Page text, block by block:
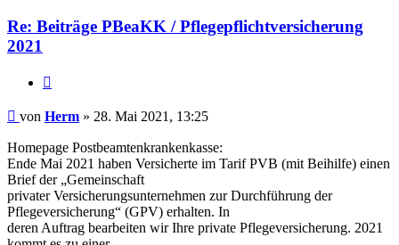
Re: Beiträge PBeaKK / Pflegepflichtversicherung
2021
Beitrag
von Herm » 28. Mai 2021, 13:25
Homepage Postbeamtenkrankenkasse:
Ende Mai 2021 haben Versicherte im Tarif PVB (mit Beihilfe) einen
Brief der „Gemeinschaft
privater Versicherungsunternehmen zur Durchführung der
Pflegeversicherung“ (GPV) erhalten. In
deren Auftrag bearbeiten wir Ihre private Pflegeversicherung. 2021